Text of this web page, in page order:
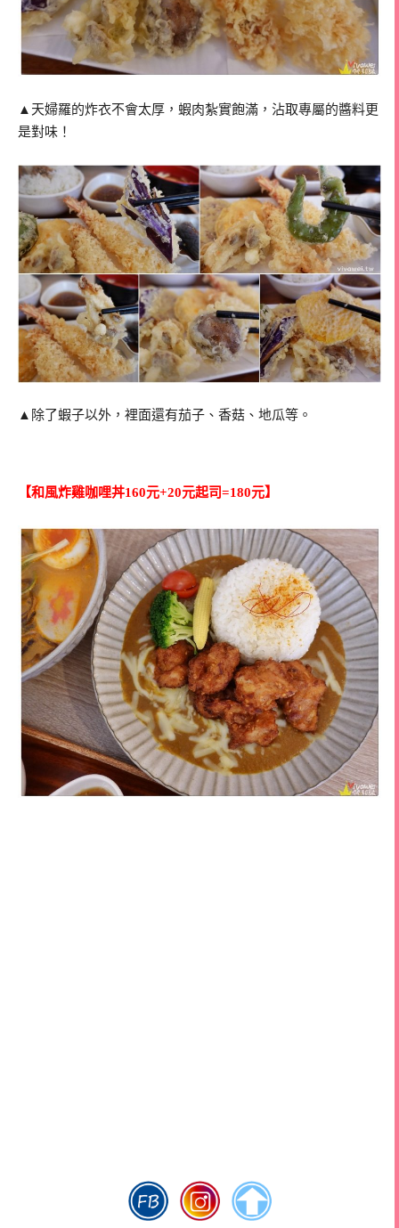
▲天婦羅的炸衣不會太厚，蝦肉紮實飽滿，沾取專屬的醬料更
是對味！
▲除了蝦子以外，裡面還有茄子、香菇、地瓜等。
【和風炸雞咖哩丼160元+20元起司=180元】